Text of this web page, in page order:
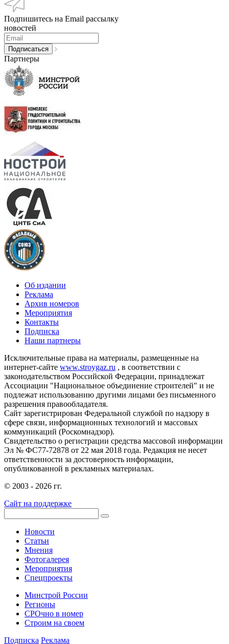
Подпишитесь на Email рассылку
новостей
Партнеры
Об издании
Реклама
Архив номеров
Мероприятия
Контакты
Подписка
Наши партнеры
Исключительные права на материалы, размещенные на
интернет-сайте www.stroygaz.ru , в соответствии с
законодательством Российской Федерации, принадлежат
Ассоциации "Национальное объединение строителей" и не
подлежат использованию другими лицами без письменного
разрешения правообладателя.
Сайт зарегистрирован Федеральной службой по надзору в
сфере связи, информационных технологий и массовых
коммуникаций (Роскомнадзор).
Свидетельство о регистрации средства массовой информации
Эл № ФС77-72878 от 22 мая 2018 года. Редакция не несет
ответственности за достоверность информации,
опубликованной в рекламных материалах.
© 2003 - 2026 гг.
Сайт на поддержке
Новости
Статьи
Мнения
Фотогалерея
Мероприятия
Спецпроекты
Минстрой России
Регионы
СРОчно в номер
Строим на своем
Подписка Реклама